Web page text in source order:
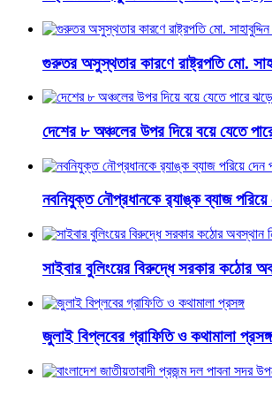
গুরুতর অসুস্থতার কারণে রাষ্ট্রপতি মো.
দেশের ৮ অঞ্চলের উপর দিয়ে বয়ে যেতে
নবনিযুক্ত নৌপ্রধানকে র‌্যাঙ্ক ব্যাজ পরিয়ে
সাইবার বুলিংয়ের বিরুদ্ধে সরকার কঠোর
জুলাই বিপ্লবের গ্রাফিতি ও কথামালা প্রসঙ্গ